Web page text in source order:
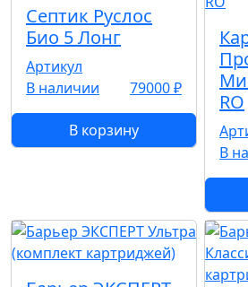
Септик Руслос
Био 5 Лонг
Артикул
В наличии
79000 ₽
В корзину
RO
В